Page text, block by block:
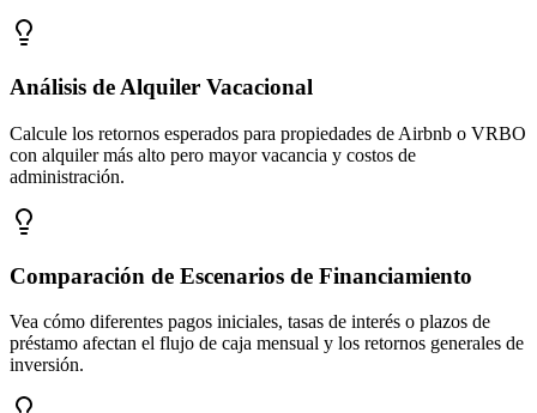
Análisis de Alquiler Vacacional
Calcule los retornos esperados para propiedades de Airbnb o VRBO
con alquiler más alto pero mayor vacancia y costos de
administración.
Comparación de Escenarios de Financiamiento
Vea cómo diferentes pagos iniciales, tasas de interés o plazos de
préstamo afectan el flujo de caja mensual y los retornos generales de
inversión.